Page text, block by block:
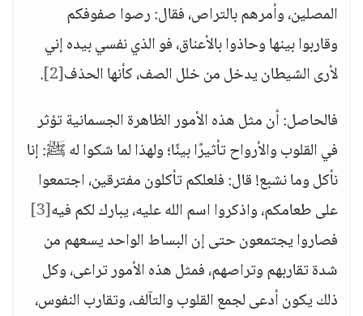
المصلين، وأمرهم بالتراص، فقال: رصوا صفوفكم
وقاربوا بينها وحاذوا بالأعناق، فو الذي نفسي بيده إني
لأرى الشيطان يدخل من خلل الصف، كأنها الحذف[2]
.
فالحاصل: أن مثل هذه الأمور الظاهرة الجسمانية تؤثر
في القلوب والأرواح تأثيرًا بينًا؛ ولهذا لما شكوا له ﷺ: إنا
نأكل وما نشبع! قال: فلعلكم تأكلون مفترقين، اجتمعوا
على طعامكم، واذكروا اسم الله عليه، يبارك لكم فيه[3]
فصاروا يجتمعون حتى إن البساط الواحد يسعهم من
شدة تقاربهم وتراصهم، فمثل هذه الأمور تراعى، وكل
ذلك يكون أدعى لجمع القلوب والتآلف، وتقارب النفوس،